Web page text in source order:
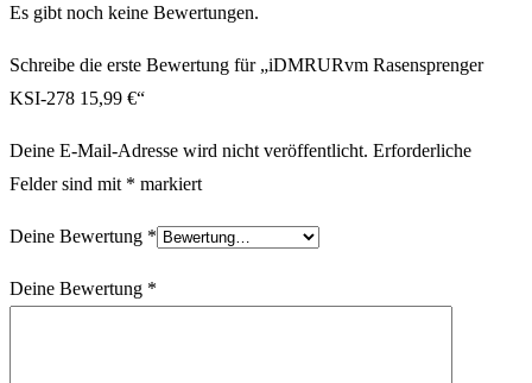
Es gibt noch keine Bewertungen.
Schreibe die erste Bewertung für „iDMRURvm Rasensprenger
KSI-278 15,99 €“
Deine E-Mail-Adresse wird nicht veröffentlicht. Erforderliche
Felder sind mit * markiert
Deine Bewertung *
Deine Bewertung *